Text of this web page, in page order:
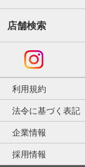
店舗検索
利用規約
法令に基づく表記
企業情報
採用情報